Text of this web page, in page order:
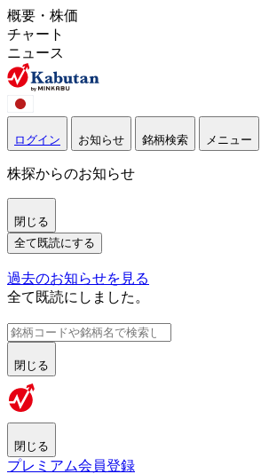
概要・株価
チャート
ニュース
ログイン お知らせ 銘柄検索 メニュー
株探からのお知らせ
閉じる
全て既読にする
過去のお知らせを見る
全て既読にしました。
閉じる
閉じる
プレミアム会員登録